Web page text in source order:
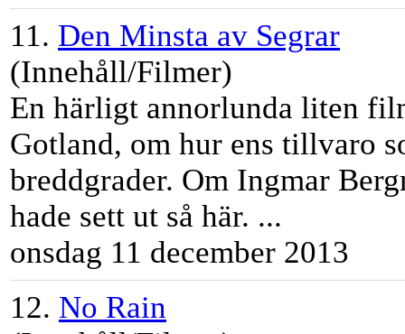
11. Den Minsta av Segrar
(Innehåll/Filmer)
En härligt annorlunda liten
Gotland, om hur ens tillvaro
breddgrader. Om Ingmar
hade sett ut så här. ...
onsdag 11 december 2013
12. No Rain